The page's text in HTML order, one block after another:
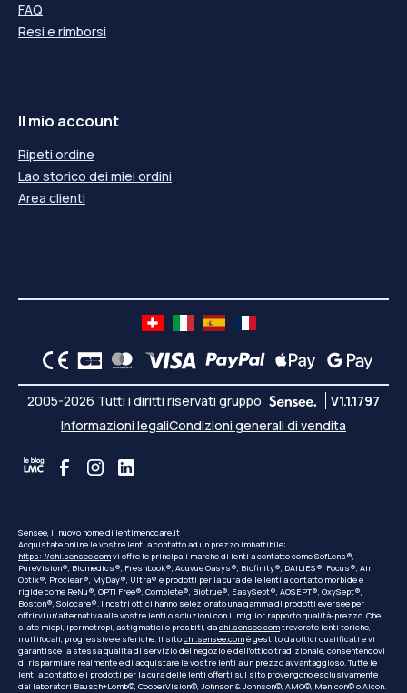
FAQ
Resi e rimborsi
Il mio account
Ripeti ordine
Lao storico dei miei ordini
Area clienti
2005-2026 Tutti i diritti riservati gruppo
V1.1.1797
Informazioni legaliCondizioni generali di vendita
Sensee, il nuovo nome di lentimenocare.it
Acquistate online le vostre lenti a contatto ad un prezzo imbattibile:
https: //chi.sensee.comvi offre le principali marche di lenti a contatto come SofLens®,
PureVision®, Biomedics®, FreshLook®, Acuvue Oasys®, Biofinity®, DAILIES®, Focus®, Air
Optix®, Proclear®, MyDay®, Ultra® e prodotti per la cura delle lenti a contatto morbide e
rigide come ReNu®, OPTI Free®, Complete®, Biotrue®, EasySept®, AOSEPT®, OxySept®,
Boston®, Solocare®. I nostri ottici hanno selezionato una gamma di prodotti eversee per
offrirvi un'alternativa alle vostre lenti o soluzioni con il miglior rapporto qualità-prezzo. Che
siate miopi, ipermetropi, astigmatici o presbiti, dachi.sensee.comtroverete lenti toriche,
multifocali, progressive e sferiche. Il sitochi.sensee.comè gestito da ottici qualificati e vi
garantisce la stessa qualità di servizio del negozio e dell'ottico tradizionale, consentendovi
di risparmiare realmente e di acquistare le vostre lenti a un prezzo avvantaggioso. Tutte le
lenti a contatto e i prodotti per la cura delle lenti offerti sul sito provengono esclusivamente
dai laboratori Bausch+Lomb©, CooperVision©, Johnson & Johnson©, AMO©, Menicon© o Alcon.